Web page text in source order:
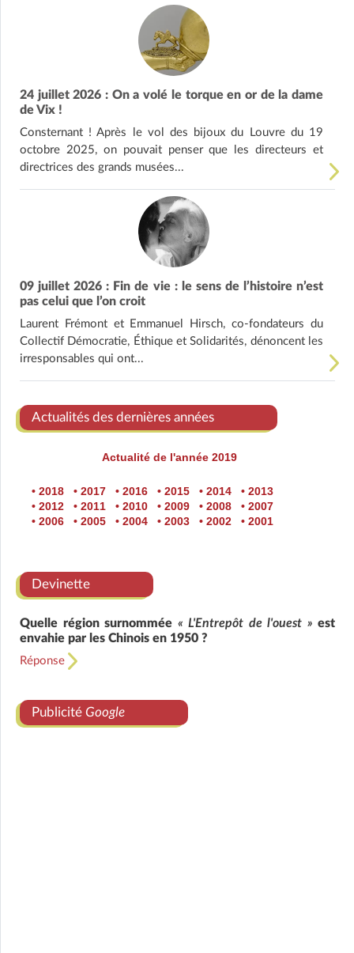
24 juillet 2026 : On a volé le torque en or de la dame
de Vix !
Consternant ! Après le vol des bijoux du Louvre du 19
octobre 2025, on pouvait penser que les directeurs et
directrices des grands musées...
09 juillet 2026 : Fin de vie : le sens de l’histoire n’est
pas celui que l’on croit
Laurent Frémont et Emmanuel Hirsch, co-fondateurs du
Collectif Démocratie, Éthique et Solidarités, dénoncent les
irresponsables qui ont...
Actualités des dernières années
Actualité de l'année 2019
• 2018 • 2017 • 2016 • 2015 • 2014
• 2013
• 2012
• 2011 • 2010 • 2009 • 2008
• 2007
• 2006
• 2005 • 2004 • 2003 • 2002 • 2001
Devinette
Quelle région surnommée « L'Entrepôt de l'ouest » est
envahie par les Chinois en 1950 ?
Réponse
Publicité Google